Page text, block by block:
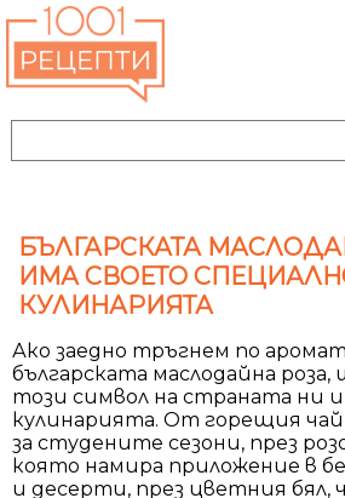
БЪЛГАРСКАТА
ИМА СВОЕТО
КУЛИНАРИЯТА
Ако заедно тръгнем по
българската маслодайна
този символ на страната ни
кулинарията. От горещия
за студените сезони, през
която намира приложение в
и десерти, през цветния бял,